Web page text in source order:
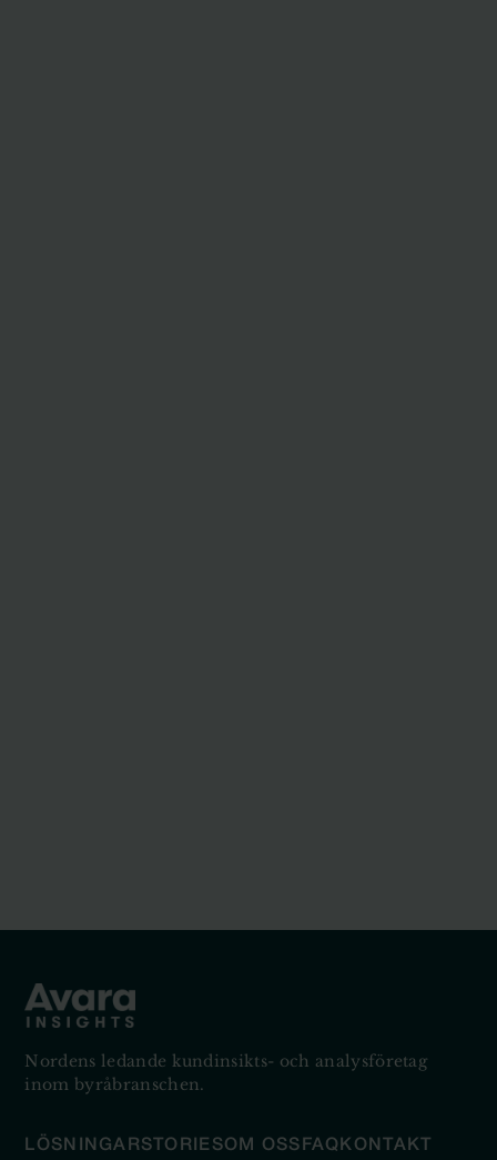
Nordens ledande kundinsikts- och analysföretag
inom byråbranschen.
LÖSNINGAR STORIESOM OSS FAQ KONTAKT